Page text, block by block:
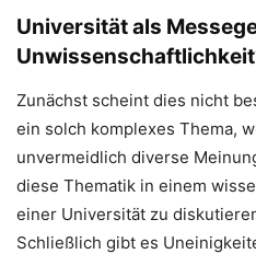
Universität als
Zunächst scheint dies nicht
ein solch komplexes Thema,
unvermeidlich diverse
diese Thematik in einem
einer Universität zu
Schließlich gibt es